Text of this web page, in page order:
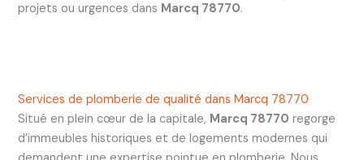
projets ou urgences dans Marcq 78770.
Services de plomberie de qualité dans Marcq 78770
Situé en plein cœur de la capitale, Marcq 78770 regorge
d’immeubles historiques et de logements modernes qui